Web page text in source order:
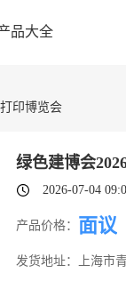
品大全
印博览会
绿色建博会
2026-07-04
产品价格： 面议
发货地址： 上海市